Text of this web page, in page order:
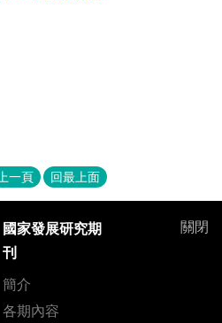
一頁 回最上面
關閉
國家發展研究期
刊
簡介
各期內容